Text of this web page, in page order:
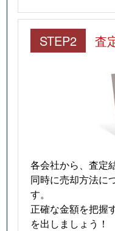
STEP2 査
各会社から、査定
同時に売却方法に
す。
正確な金額を把握
を出しましょう！